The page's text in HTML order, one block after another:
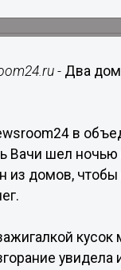
- Два
в
шел ночью
домов,
увидела